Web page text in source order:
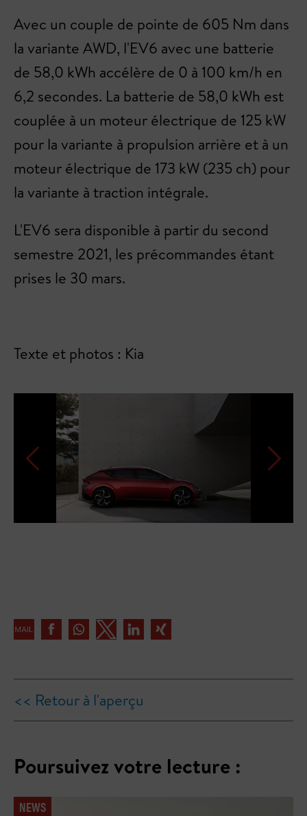
Avec un couple de pointe de 605 Nm dans
la variante AWD, l'EV6 avec une batterie
de 58,0 kWh accélère de 0 à 100 km/h en
6,2 secondes. La batterie de 58,0 kWh est
couplée à un moteur électrique de 125 kW
pour la variante à propulsion arrière et à un
moteur électrique de 173 kW (235 ch) pour
la variante à traction intégrale.
L'EV6 sera disponible à partir du second
semestre 2021, les précommandes étant
prises le 30 mars.
Texte et photos : Kia
<< Retour à l'aperçu
Poursuivez votre lecture :
NEWS